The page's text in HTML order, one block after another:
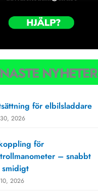
NYHETER
för elbilsladdare
2026
för
– snabbt
2026